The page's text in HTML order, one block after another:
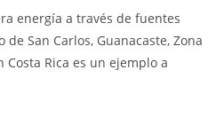
energía a través de fuentes
San Carlos, Guanacaste, Zona
Costa Rica es un ejemplo a